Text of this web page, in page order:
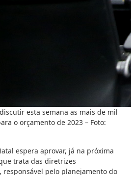
esta semana as mais de mil
o orçamento de 2023 – Foto:
espera aprovar, já na próxima
trata das diretrizes
responsável pelo planejamento do